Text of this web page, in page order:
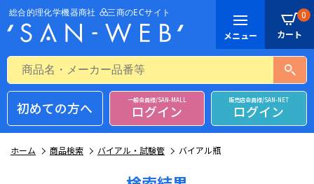
0
初めての方へ 一般会員様/SAN-MALL
ログイン
販売店会員様/SAN-NET
ログイン
ホーム 商品検索 バイアル・試験管 バイアル瓶